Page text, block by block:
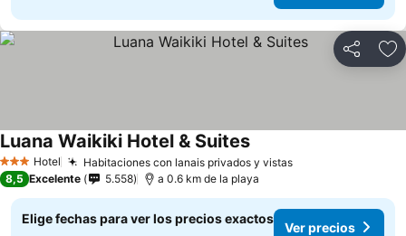
Compartir
3 Estrellas
Hotel Habitaciones con lanais privados y vistas
Luana Waikiki Hotel & Suites
8,5 Excelente 5.558 a 0.6 km de la playa
Elige fechas para ver los precios exactos
Ver precios